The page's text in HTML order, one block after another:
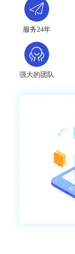
服务24年
强大的团队